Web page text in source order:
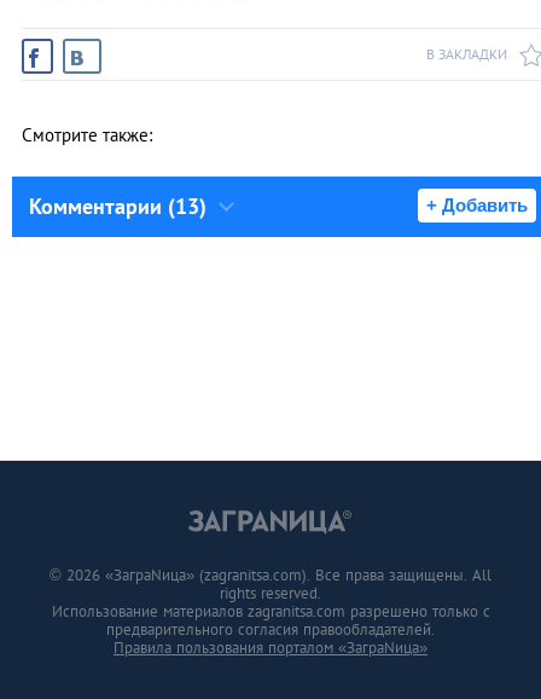
В ЗАКЛАДКИ
Смотрите также:
Комментарии (13) + Добавить
© 2026 «ЗаграNица» (zagranitsa.com). Все права защищены. All
rights reserved.
Использование материалов zagranitsa.com разрешено только с
предварительного согласия правообладателей.
Правила пользования порталом «ЗаграNица»